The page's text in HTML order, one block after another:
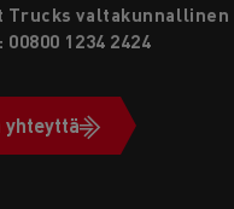
Trucks valtakunnallinen
1234 2424
yhteyttä